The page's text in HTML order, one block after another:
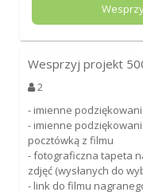
Wesprzyj projekt
2
- imienne
- imienne
pocztówką z filmu
- fotograficzna tapeta
zdjęć (wysłanych do
- link do filmu